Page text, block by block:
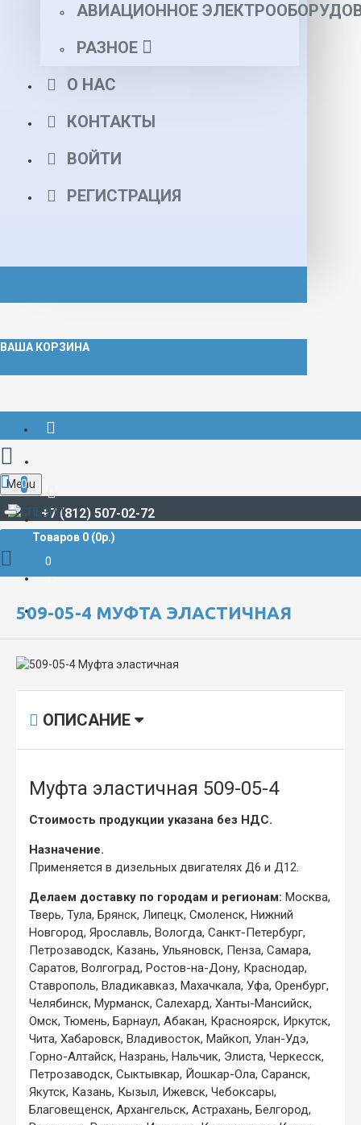
АВИАЦИОННОЕ
РАЗНОЕ
О НАС
КОНТАКТЫ
ВОЙТИ
РЕГИСТРАЦИЯ
ВАША КОРЗИНА
+7 (812) 507-02-72
Menu
0
Товаров 0 (0р.)
0
ЗАПЧАСТИ ДЛЯ СПЕЦТЕХНИКИ
509-05-4 МУФТА ЭЛАСТИЧНАЯ
ОПИСАНИЕ
Муфта эластичная 509-05-4
Стоимость продукции указана без НДС.
Назначение.
Применяется в дизельных двигателях Д6 и Д12.
Делаем доставку по городам и регионам: Москва,
Тверь, Тула, Брянск, Липецк, Смоленск, Нижний
Новгород, Ярославль, Вологда, Санкт-Петербург,
Петрозаводск, Казань, Ульяновск, Пенза, Самара,
Саратов, Волгоград, Ростов-на-Дону, Краснодар,
Ставрополь, Владикавказ, Махачкала, Уфа, Оренбург,
Челябинск, Мурманск, Салехард, Ханты-Мансийск,
Омск, Тюмень, Барнаул, Абакан, Красноярск, Иркутск,
Чита, Хабаровск, Владивосток, Майкоп, Улан-Удэ,
Горно-Алтайск, Назрань, Нальчик, Элиста, Черкесск,
Петрозаводск, Сыктывкар, Йошкар-Ола, Саранск,
Якутск, Казань, Кызыл, Ижевск, Чебоксары,
Благовещенск, Архангельск, Астрахань, Белгород,